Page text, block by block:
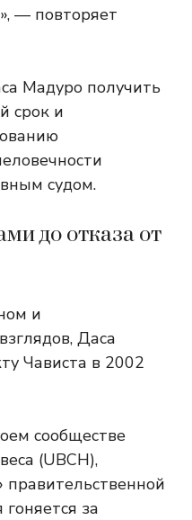
— повторяет
Мадуро получить
срок и
судом.
до отказа от
и
Даса
Чависта в 2002
сообществе
(UBCH),
правительственной
за